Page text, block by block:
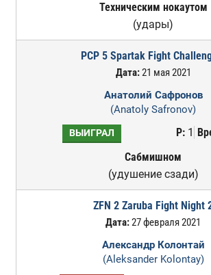
Техническим нокаутом
(удары)
PCP 5 Spartak Fight
Дата:21 мая 2021
Анатолий Сафронов
(Anatoly Safronov)
ВЫИГРАЛ Р:1
Сабмишном
(удушение сзади)
ZFN 2 Zaruba Fight Night
Дата:27 февраля 2021
Александр Колонтай
(Aleksander Kolontay)